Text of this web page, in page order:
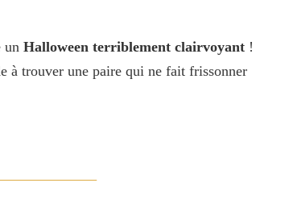
un Halloween terriblement clairvoyant !
trouver une paire qui ne fait frissonner